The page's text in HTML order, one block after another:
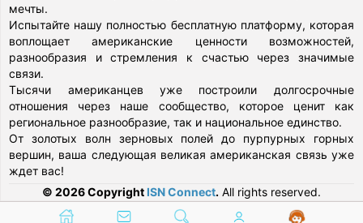
мечты.
Испытайте нашу полностью бесплатную платформу, которая
воплощает американские ценности возможностей,
разнообразия и стремления к счастью через значимые
связи.
Тысячи американцев уже построили долгосрочные
отношения через наше сообщество, которое ценит как
региональное разнообразие, так и национальное единство.
От золотых волн зерновых полей до пурпурных горных
вершин, ваша следующая великая американская связь уже
ждет вас!
© 2026 Copyright ISN Connect. All rights reserved.